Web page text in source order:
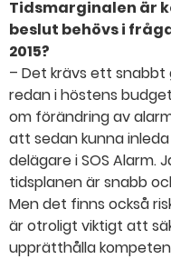
Tidsmarginalen är
beslut behövs i
2015?
– Det krävs ett
redan i höstens
om förändring av
att sedan kunna
delägare i SOS Alarm.
tidsplanen är snabb
Men det finns också
är otroligt viktigt att
upprätthålla